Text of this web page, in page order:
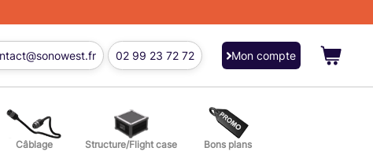
02 99 23 72 72 Mon compte
Câblage Structure/Flight case Bons plans